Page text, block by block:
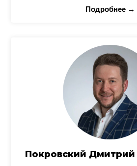
Подробнее →
Покровский Дмитрий